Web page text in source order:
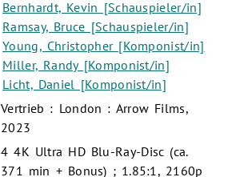
Bernhardt, Kevin [Schauspieler/in]
Ramsay, Bruce [Schauspieler/in]
Young, Christopher [Komponist/in]
Miller, Randy [Komponist/in]
Licht, Daniel [Komponist/in]
Vertrieb : London : Arrow Films,
2023
4 4K Ultra HD Blu-Ray-Disc (ca.
371 min + Bonus) ; 1.85:1, 2160p